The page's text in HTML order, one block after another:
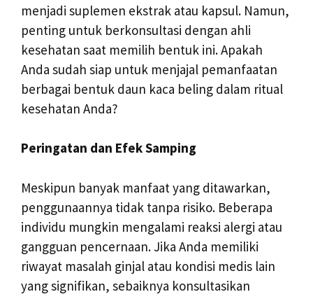
menjadi suplemen ekstrak atau kapsul. Namun,
penting untuk berkonsultasi dengan ahli
kesehatan saat memilih bentuk ini. Apakah
Anda sudah siap untuk menjajal pemanfaatan
berbagai bentuk daun kaca beling dalam ritual
kesehatan Anda?
Peringatan dan Efek Samping
Meskipun banyak manfaat yang ditawarkan,
penggunaannya tidak tanpa risiko. Beberapa
individu mungkin mengalami reaksi alergi atau
gangguan pencernaan. Jika Anda memiliki
riwayat masalah ginjal atau kondisi medis lain
yang signifikan, sebaiknya konsultasikan